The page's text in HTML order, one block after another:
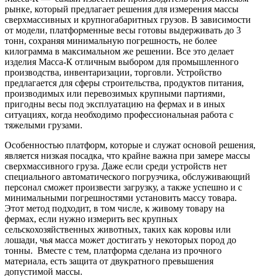
рынке, который предлагает решения для измерения массы
сверхмассивных и крупногабаритных грузов. В зависимости
от модели, платформенные весы готовы выдерживать до 3
тонн, сохраняя минимальную погрешность, не более
килограмма в максимальном же решении. Все это делает
изделия Масса-К отличным выбором для промышленного
производства, инвентаризации, торговли. Устройство
предлагается для сферы строительства, продуктов питания,
производимых или перевозимых крупными партиями,
пригодны весы под эксплуатацию на фермах и в иных
ситуациях, когда необходимо профессиональная работа с
тяжелыми грузами.
Особенностью платформ, которые и служат основой решения,
является низкая посадка, что крайне важна при замере массы
сверхмассивного груза. Даже если среди устройств нет
специального автоматического погрузчика, обслуживающий
персонал сможет произвести загрузку, а также успешно и с
минимальными погрешностями установить массу товара.
Этот метод подходит, в том числе, к живому товару на
фермах, если нужно измерить вес крупных
сельскохозяйственных животных, таких как коровы или
лошади, чья масса может достигать у некоторых пород до
тонны. Вместе с тем, платформа сделана из прочного
материала, есть защита от двукратного превышения
допустимой массы.